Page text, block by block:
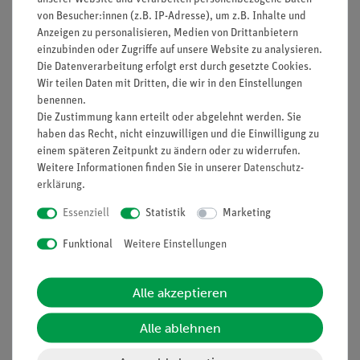
Linksdrehende Rotoren mit 3 Blättern und 3-mm-
Bohrung in der Mitte. Diese werden zusammen mit dem
Generator mit M3-Gewindeachse und Rändelmutter
(05751-01) verwendet, um Schüler- oder
Demonstrationsexperimente zum Thema Windenergie
Vorteile
Einfaches und sicheres Experimentieren: Die Rotoren
sitzen im Betrieb fest auf der Achse, verrutschen
aber bei versehentlicher Berührung mit dem Finger.
Technische Daten
Durchmesser: 120mm
Zubehör
Generator mit M3-Gewindeachse und Rändelmutter
von Besucher:innen (z.B. IP-Adresse), um z.B. Inhalte und
Anzeigen zu personalisieren, Medien von Drittanbietern
einzubinden oder Zugriffe auf unsere Website zu analysieren.
Die Datenverarbeitung erfolgt erst durch gesetzte Cookies.
Wir teilen Daten mit Dritten, die wir in den Einstellungen
benennen.
Die Zustimmung kann erteilt oder abgelehnt werden. Sie
haben das Recht, nicht einzuwilligen und die Einwilligung zu
einem späteren Zeitpunkt zu ändern oder zu widerrufen.
Weitere Informationen finden Sie in unserer Daten­schutz­
erklärung.
Essenziell Statistik Marketing
Funktional Weitere Einstellungen
Alle akzeptieren
Alle ablehnen